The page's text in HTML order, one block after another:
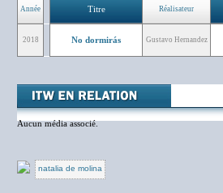
Année Titre Réalisateur
2018 No dormirás Gustavo Hernandez
Aucun média associé.
natalia de molina